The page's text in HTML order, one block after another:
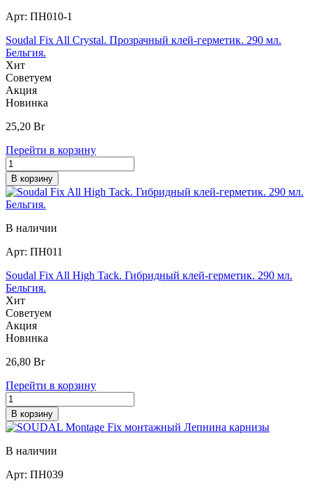
Арт: ПН010-1
Soudal Fix All Crystal. Прозрачный клей-герметик. 290 мл.
Бельгия.
Хит
Советуем
Акция
Новинка
25,20 Br
Перейти в корзину
В корзину
В наличии
Арт: ПН011
Soudal Fix All High Tack. Гибридный клей-герметик. 290 мл.
Бельгия.
Хит
Советуем
Акция
Новинка
26,80 Br
Перейти в корзину
В корзину
В наличии
Арт: ПН039